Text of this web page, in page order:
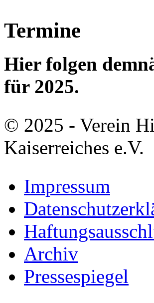
Termine
Hier folgen
für 2025.
© 2025 - Verein
Kaiserreiches e.V.
Impressum
Archiv
Pressespiegel